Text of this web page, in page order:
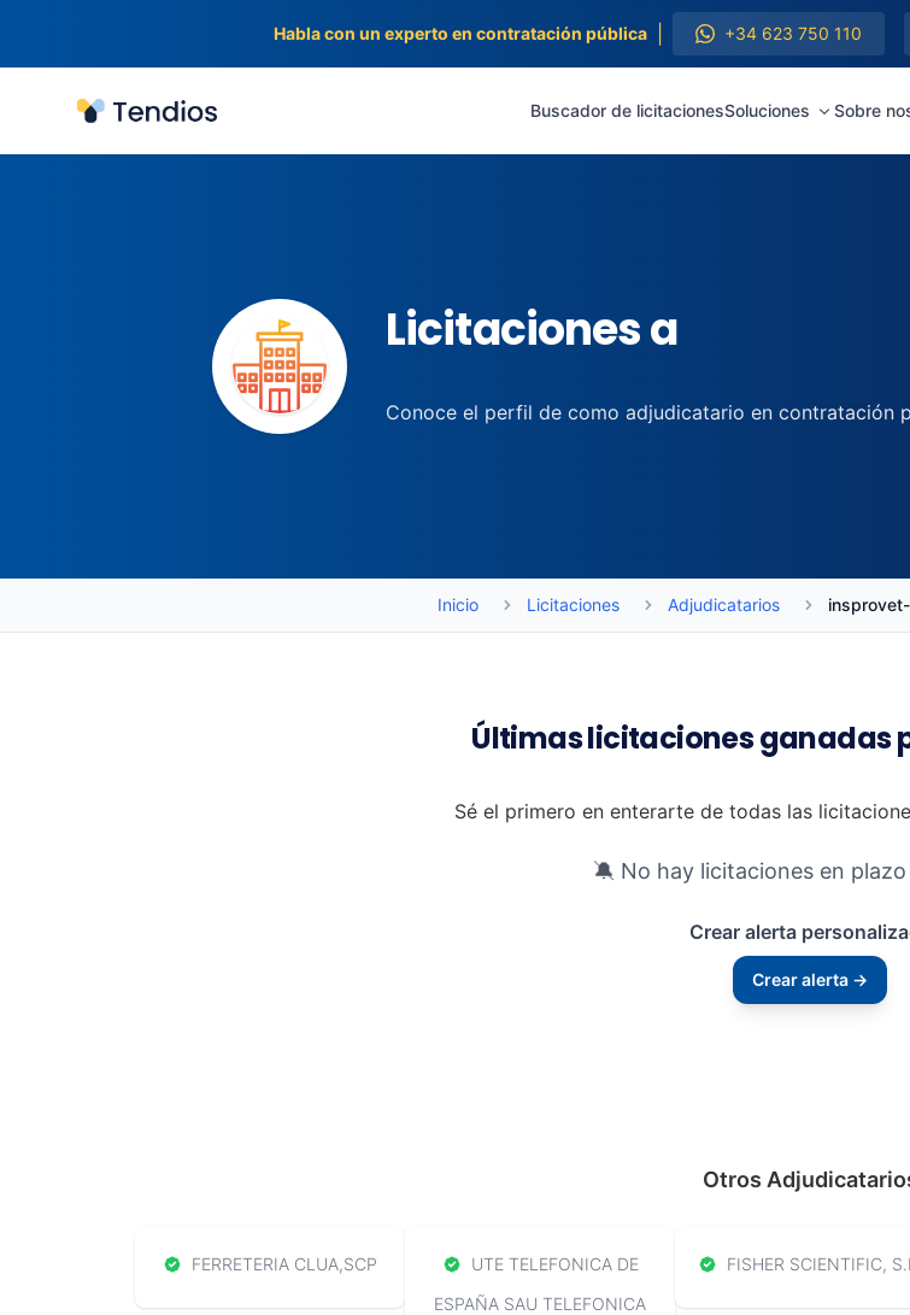
Habla con un experto en contratación pública +34 623 750 110
Tendios Buscador de licitacionesSoluciones Sobre
Licitaciones a
Conoce el perfil de como adjudicatario en contratación
Inicio Licitaciones Adjudicatarios
Últimas licitaciones ganadas
Sé el primero en enterarte de todas las
🔕 No hay licitaciones en
Crear alerta
Crear alerta →
Otros
FERRETERIA CLUA,SCP
UTE TELEFONICA DE
ESPAÑA SAU TELEFONICA
FISHER SCIENTIFIC,